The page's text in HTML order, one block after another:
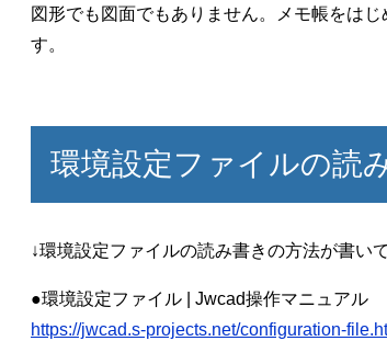
図形でも図面でもありません。メモ帳をは
す。
環境設定ファイルの読
↓環境設定ファイルの読み書きの方法が書い
●環境設定ファイル | Jwcad操作マニュアル
https://jwcad.s-projects.net/configuration-